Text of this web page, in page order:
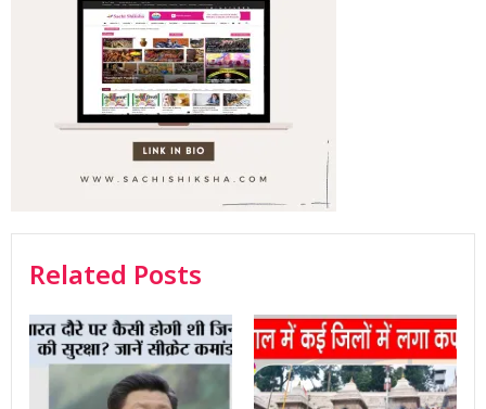
Related Posts